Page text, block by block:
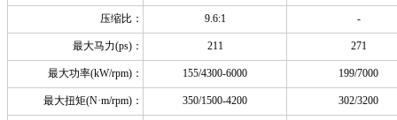
压缩比： 9.6:1 -
最大马力(ps)： 211 271
最大功率(kW/rpm)： 155/4300-6000 199/7000
最大扭矩(N·m/rpm)： 350/1500-4200 302/3200